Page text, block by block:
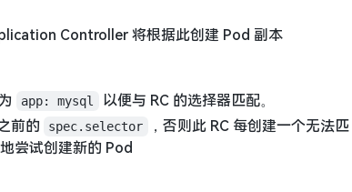
Controller 将根据此创建 Pod 副本
app: mysql 以便与 RC 的选择器匹配。
前的 spec.selector
，否则此 RC 每创建一个无法匹
尝试创建新的 Pod